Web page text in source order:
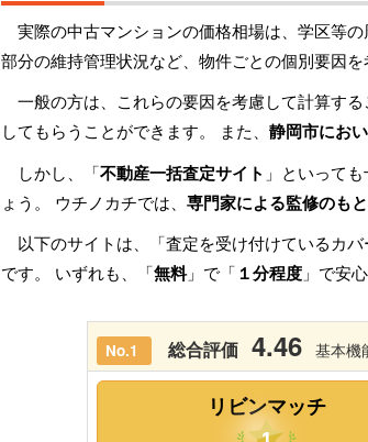
実際の中古マンションの価格相場は、学区等
部分の維持管理状況など、物件ごとの個別要因を
一般の方は、これらの要因を考慮して計算す
してもらうことができます。 また、 静岡市にお
しかし、「不動産一括査定サイト 」といって
ょう。 ウチノカチでは、 専門家による監修のも
以下のサイトは、「査定を受け付けているカ
です。 いずれも、「無料」で「 １分程度 」で安